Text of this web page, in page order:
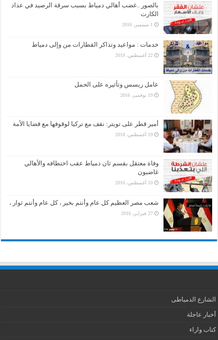
بالصور ..غضب أهالي دمياط بسبب سرقة الرصيد في عداد
الكارت
1 سبتمبر، 2016
خدمات : مواعيد وتذاكر القطارات من وإلى دمياط
22 أغسطس، 2019
عامل ريسس وتأثيره على الحمل
19 نوفمبر، 2016
أمير قطر على تويتر: نقف مع تركيا لوقوفها مع قضايا الأمة
19 أغسطس، 2018
وفاة معتقل بقسم ثان دمياط عقب اختطافه والأهالي
غاضبون
10 أغسطس، 2016
شعب مصر العظيم كل عام وأنتم بخير ، كل عام وأنتم ثوار ،
27 فبراير، 2016
الشارع الدمياطى
أخبار عاجلة
كتاب واراء